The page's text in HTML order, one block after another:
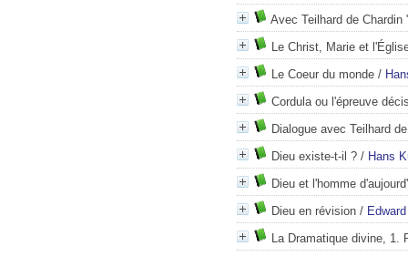
Avec Teilhard de Chardin
Le Christ, Marie et
Le Coeur du monde /
Cordula ou l'épreuve
Dialogue avec Teilhard
Dieu existe-t-il ? / Hans
Dieu et l'homme
Dieu en révision /
La Dramatique divine, 1.